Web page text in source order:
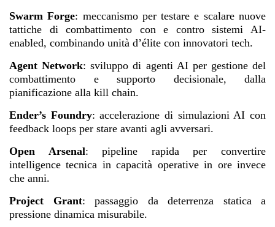
Swarm Forge: meccanismo per testare e scalare nuove
tattiche di combattimento con e contro sistemi AI-
enabled, combinando unità d’élite con innovatori tech.
Agent Network: sviluppo di agenti AI per gestione del
combattimento e supporto decisionale, dalla
pianificazione alla kill chain.
Ender’s Foundry: accelerazione di simulazioni AI con
feedback loops per stare avanti agli avversari.
Open Arsenal: pipeline rapida per convertire
intelligence tecnica in capacità operative in ore invece
che anni.
Project Grant: passaggio da deterrenza statica a
pressione dinamica misurabile.